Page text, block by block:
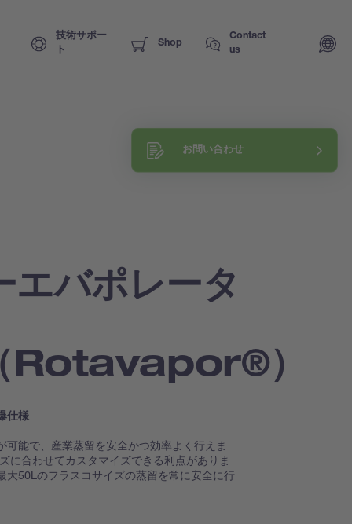
技術サポー
ト
Shop
Contact
us
Request a training
Explore our know-how
お問い合わせ
エバポレータ
）
仕様
能で、産業蒸留を安全かつ効率よく行えま
合わせてカスタマイズできる利点がありま
大50Lのフラスコサイズの蒸留を常に安全に行